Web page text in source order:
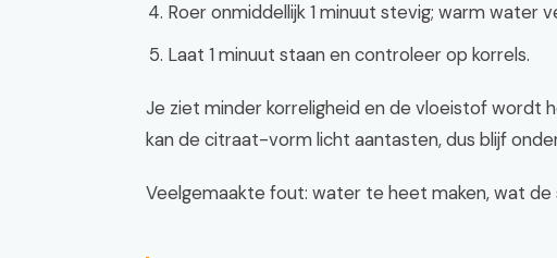
Roer onmiddellijk 1 minuut stevig; warm water
Laat 1 minuut staan en controleer op korrels.
Je ziet minder korreligheid en de vloeistof wordt
kan de citraat-vorm licht aantasten, dus blijf
Veelgemaakte fout: water te heet maken, wat de